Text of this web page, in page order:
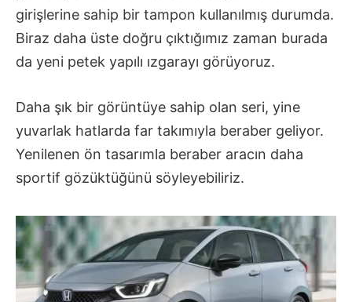
girişlerine sahip bir tampon kullanılmış durumda.
Biraz daha üste doğru çıktığımız zaman burada
da yeni petek yapılı ızgarayı görüyoruz.
Daha şık bir görüntüye sahip olan seri, yine
yuvarlak hatlarda far takımıyla beraber geliyor.
Yenilenen ön tasarımla beraber aracın daha
sportif gözüktüğünü söyleyebiliriz.